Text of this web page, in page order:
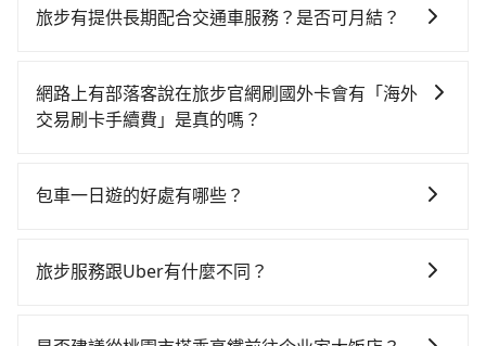
預約tripool可省高達$2,200。綜合以上，無論在價格或
落，只要有路能到、Google地圖上能標註、GPS上能找
區，我們司機都會依照訂單上的資訊依約接送。
旅步有提供長期配合交通車服務？是否可月結？
booking@tripool.app聯繫我們，我們的專人將協助回
覆您的需求，並確認是否能安排符合您需求的用車服
網路上有部落客說在旅步官網刷國外卡會有「海外
交易刷卡手續費」是真的嗎？
「海外交易手續費」的，請放心使用！
包車一日遊的好處有哪些？
願和需要來安排行程，其次，包車可以讓您更加深入地
旅步服務跟Uber有什麼不同？